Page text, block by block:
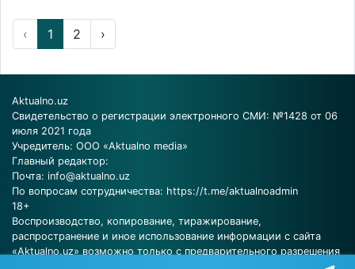
‹ 1 2 ›
Aktualno.uz
Свидетельство о регистрации электронного СМИ: №1428 от 06
июля 2021 года
Учредитель: ООО «Aktualno media»
Главный редактор:
Почта: info@aktualno.uz
По вопросам сотрудничества: https://t.me/aktualnoadmin
18+
Воспроизводство, копирование, тиражирование,
распространение и иное использование информации с сайта
«Aktualno.uz» возможно только с предварительного разрешения